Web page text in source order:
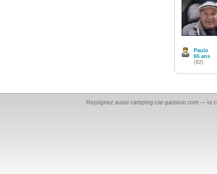
Paulo
65 ans
(82)
Rejoignez aussicamping-car-passion.com — la